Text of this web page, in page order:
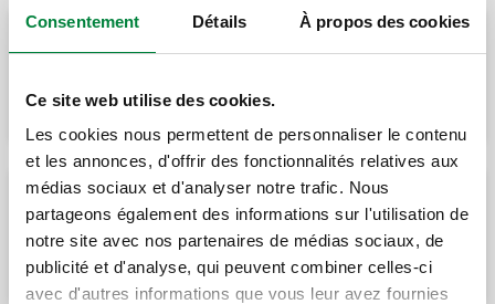
Consentement Détails À propos des cookies
Ce site web utilise des cookies.
Les cookies nous permettent de personnaliser le contenu
et les annonces, d'offrir des fonctionnalités relatives aux
médias sociaux et d'analyser notre trafic. Nous
partageons également des informations sur l'utilisation de
notre site avec nos partenaires de médias sociaux, de
publicité et d'analyse, qui peuvent combiner celles-ci
avec d'autres informations que vous leur avez fournies
Robinet manuel pour radiateurs. Version
droite.